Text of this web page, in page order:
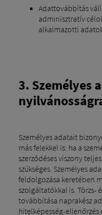
Adattovábbítás
adminisztratív
alkalmazotti
3. Személyes
Személyes adatait
más felekkel is: ha a
szerződéses viszony
szükséges. Személyes
feldolgozása keretében
szolgáltatókkal is. Törzs-
továbbítása naprakész
hitelképesség-